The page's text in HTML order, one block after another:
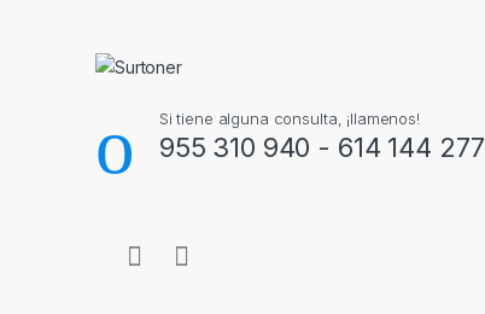
Si tiene alguna consulta, ¡llamenos!
955 310 940 - 614 144 277